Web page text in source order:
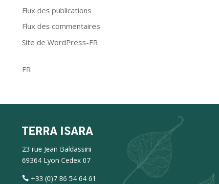
Flux des publications
Flux des commentaires
Site de WordPress-FR
FR
TERRA ISARA
23 rue Jean Baldassini
69364 Lyon Cedex 07
+33 (0)7 86 54 64 61